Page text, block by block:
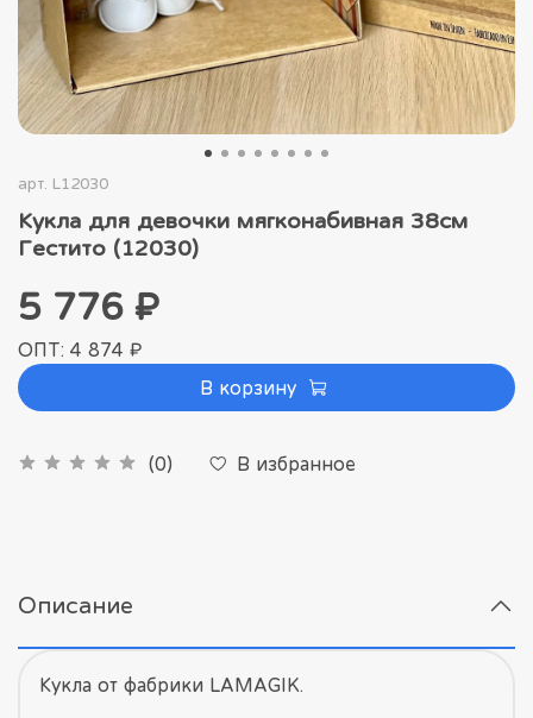
арт. L12030
Кукла для девочки мягконабивная 38см
Гестито (12030)
(0) В избранное
5 776 ₽
ОПТ: 4 874 ₽
В корзину
Описание
Кукла от фабрики LAMAGIK.